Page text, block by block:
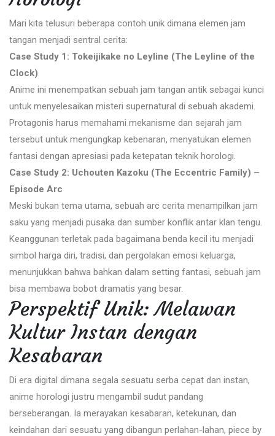
Mari kita telusuri beberapa contoh unik dimana elemen jam
tangan menjadi sentral cerita:
Case Study 1: Tokeijikake no Leyline (The Leyline of the
Clock)
Anime ini menempatkan sebuah jam tangan antik sebagai kunci
untuk menyelesaikan misteri supernatural di sebuah akademi.
Protagonis harus memahami mekanisme dan sejarah jam
tersebut untuk mengungkap kebenaran, menyatukan elemen
fantasi dengan apresiasi pada ketepatan teknik horologi.
Case Study 2: Uchouten Kazoku (The Eccentric Family) –
Episode Arc
Meski bukan tema utama, sebuah arc cerita menampilkan jam
saku yang menjadi pusaka dan sumber konflik antar klan tengu.
Keanggunan terletak pada bagaimana benda kecil itu menjadi
simbol harga diri, tradisi, dan pergolakan emosi keluarga,
menunjukkan bahwa bahkan dalam setting fantasi, sebuah jam
bisa membawa bobot dramatis yang besar.
Perspektif Unik: Melawan
Kultur Instan dengan
Kesabaran
Di era digital dimana segala sesuatu serba cepat dan instan,
anime horologi justru mengambil sudut pandang
berseberangan. Ia merayakan kesabaran, ketekunan, dan
keindahan dari sesuatu yang dibangun perlahan-lahan, piece by